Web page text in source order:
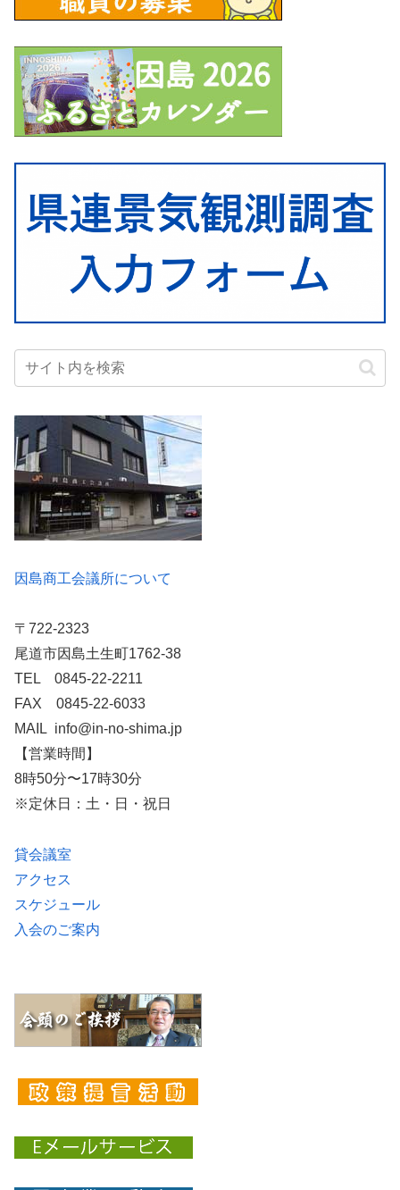
因島商工会議所について
〒722-2323
尾道市因島土生町1762-38
TEL 0845-22-2211
FAX 0845-22-6033
MAIL info@in-no-shima.jp
【営業時間】
8時50分〜17時30分
※定休日：土・日・祝日
貸会議室
アクセス
スケジュール
入会のご案内